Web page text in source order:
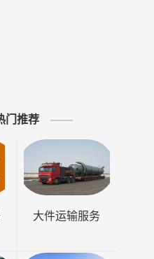
门推荐
大件运输服务